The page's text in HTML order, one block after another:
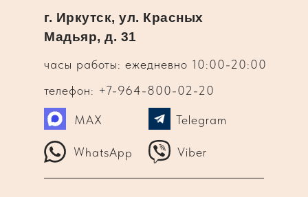
часы работы: ежедневно 10:00-20:00
г. Иркутск, ул. Красных
Мадьяр, д. 31
телефон: +7-964-800-02-20
WhatsApp Viber
Telegram
MAX